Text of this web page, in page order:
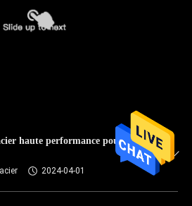
haute performance pour atelier
2024-04-01